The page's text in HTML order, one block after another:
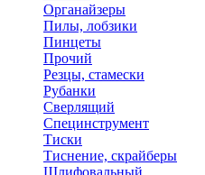
Органайзеры
Пилы, лобзики
Пинцеты
Прочий
Резцы, стамески
Рубанки
Сверлящий
Специнструмент
Тиски
Тиснение, скрайберы
Шлифовальный